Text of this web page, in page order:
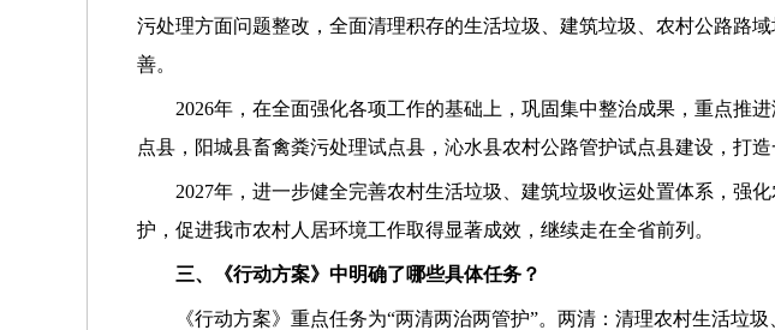
污处理方面问题整改，全面清理积存的生活垃圾、建筑垃圾、农村公路路
善。
2026年，在全面强化各项工作的基础上，巩固集中整治成果，重点推
点县，阳城县畜禽粪污处理试点县，沁水县农村公路管护试点县建设，打
2027年，进一步健全完善农村生活垃圾、建筑垃圾收运处置体系，强
护，促进我市农村人居环境工作取得显著成效，继续走在全省前列。
三、《行动方案》中明确了哪些具体任务？
《行动方案》重点任务为“两清两治两管护”。两清：清理农村生活